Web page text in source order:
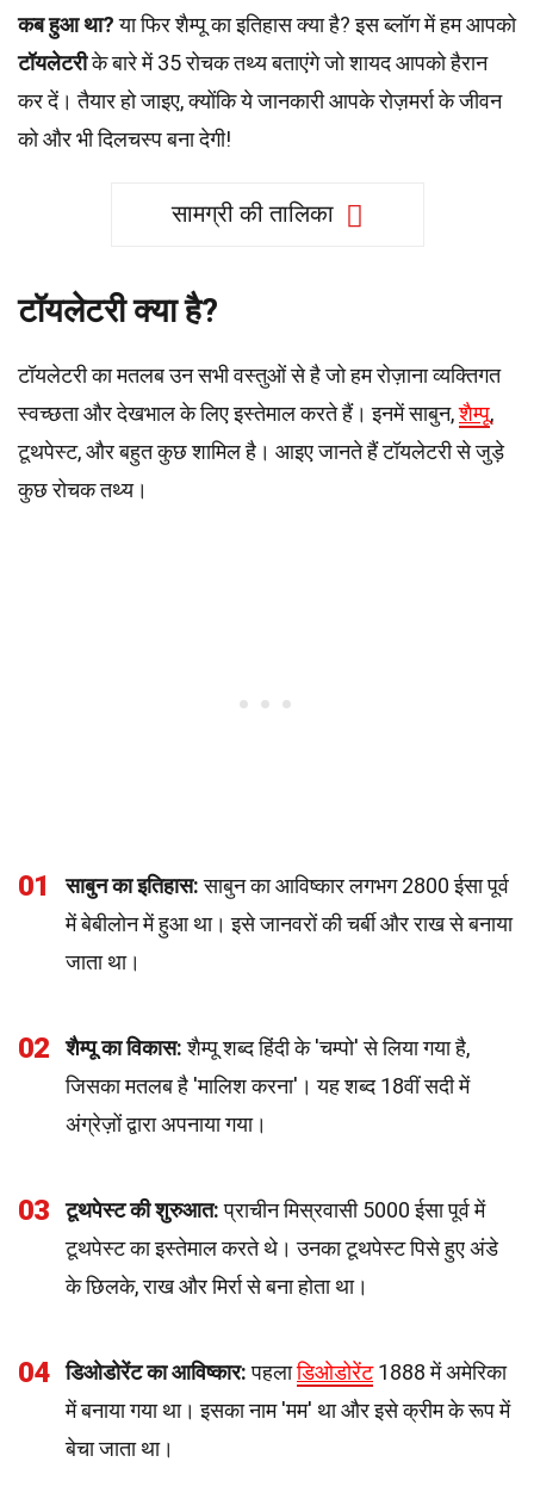
कब हुआ था?या फिर शैम्पू का इतिहास क्या है? इस ब्लॉग में हम आपको
टॉयलेटरीके बारे में 35 रोचक तथ्य बताएंगे जो शायद आपको हैरान
कर दें। तैयार हो जाइए, क्योंकि ये जानकारी आपके रोज़मर्रा के जीवन
को और भी दिलचस्प बना देगी!
सामग्री की तालिका
टॉयलेटरी क्या है?
टॉयलेटरी का मतलब उन सभी वस्तुओं से है जो हम रोज़ाना व्यक्तिगत
स्वच्छता और देखभाल के लिए इस्तेमाल करते हैं। इनमें साबुन,शैम्पू,
टूथपेस्ट, और बहुत कुछ शामिल है। आइए जानते हैं टॉयलेटरी से जुड़े
कुछ रोचक तथ्य।
01 साबुन का इतिहास:साबुन का आविष्कार लगभग 2800 ईसा पूर्व
में बेबीलोन में हुआ था। इसे जानवरों की चर्बी और राख से बनाया
जाता था।
02 शैम्पू का विकास:शैम्पू शब्द हिंदी के 'चम्पो' से लिया गया है,
जिसका मतलब है 'मालिश करना'। यह शब्द 18वीं सदी में
अंग्रेज़ों द्वारा अपनाया गया।
03 टूथपेस्ट की शुरुआत:प्राचीन मिस्रवासी 5000 ईसा पूर्व में
टूथपेस्ट का इस्तेमाल करते थे। उनका टूथपेस्ट पिसे हुए अंडे
के छिलके, राख और मिर्रा से बना होता था।
04 डिओडोरेंट का आविष्कार:पहलाडिओडोरेंट1888 में अमेरिका
में बनाया गया था। इसका नाम 'मम' था और इसे क्रीम के रूप में
बेचा जाता था।